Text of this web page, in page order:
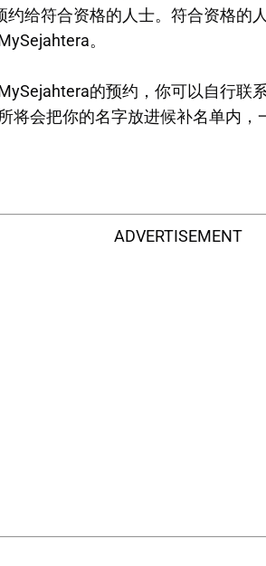
约给符合资格的人士。符合资格的
。
的预约，你可以自行联
将会把你的名字放进候补名单内
ADVERTISEMENT